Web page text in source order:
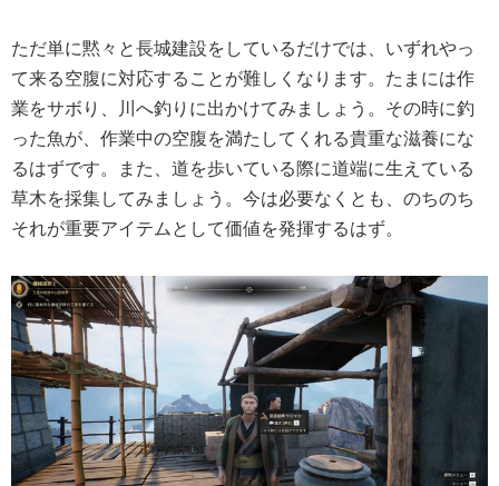
ただ単に黙々と長城建設をしているだけでは、いずれやっ
て来る空腹に対応することが難しくなります。たまには作
業をサボり、川へ釣りに出かけてみましょう。その時に釣
った魚が、作業中の空腹を満たしてくれる貴重な滋養にな
るはずです。また、道を歩いている際に道端に生えている
草木を採集してみましょう。今は必要なくとも、のちのち
それが重要アイテムとして価値を発揮するはず。